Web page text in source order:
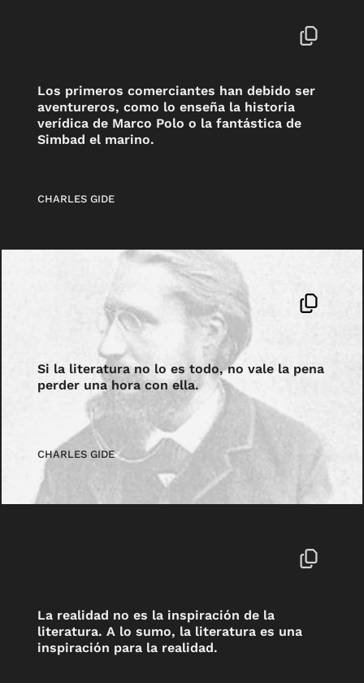
Los primeros comerciantes han debido ser
aventureros, como lo enseña la historia
verídica de Marco Polo o la fantástica de
Simbad el marino.
CHARLES GIDE
Si la literatura no lo es todo, no vale la pena
perder una hora con ella.
CHARLES GIDE
La realidad no es la inspiración de la
literatura. A lo sumo, la literatura es una
inspiración para la realidad.